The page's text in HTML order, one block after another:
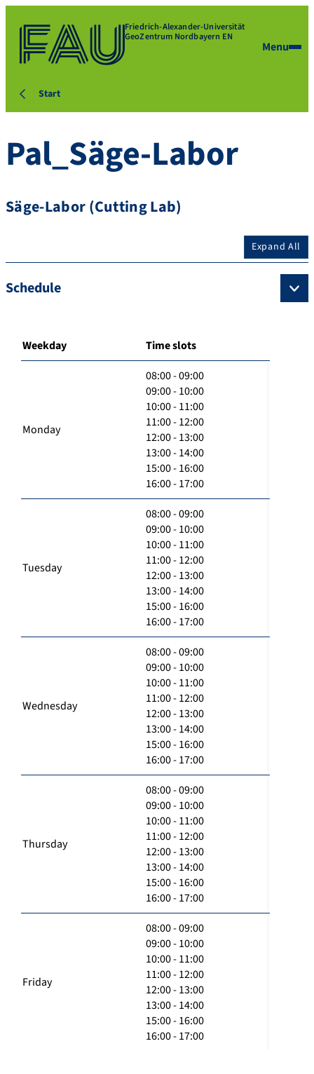
Friedrich-Alexander-Universität
GeoZentrum Nordbayern EN
Menu
Start
Pal_Säge-Labor
Säge-Labor (Cutting Lab)
Expand All
Schedule
Weekday Time slots
Monday
08:00 - 09:00
09:00 - 10:00
10:00 - 11:00
11:00 - 12:00
12:00 - 13:00
13:00 - 14:00
15:00 - 16:00
16:00 - 17:00
Tuesday
08:00 - 09:00
09:00 - 10:00
10:00 - 11:00
11:00 - 12:00
12:00 - 13:00
13:00 - 14:00
15:00 - 16:00
16:00 - 17:00
Wednesday
08:00 - 09:00
09:00 - 10:00
10:00 - 11:00
11:00 - 12:00
12:00 - 13:00
13:00 - 14:00
15:00 - 16:00
16:00 - 17:00
Thursday
08:00 - 09:00
09:00 - 10:00
10:00 - 11:00
11:00 - 12:00
12:00 - 13:00
13:00 - 14:00
15:00 - 16:00
16:00 - 17:00
Friday
08:00 - 09:00
09:00 - 10:00
10:00 - 11:00
11:00 - 12:00
12:00 - 13:00
13:00 - 14:00
15:00 - 16:00
16:00 - 17:00